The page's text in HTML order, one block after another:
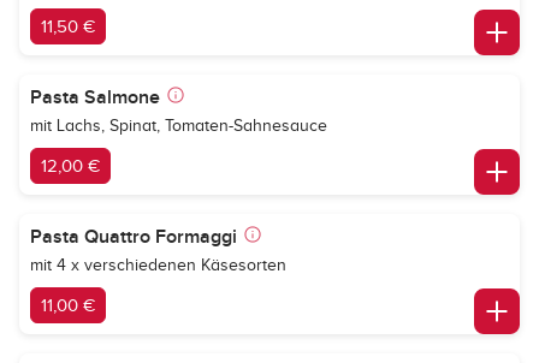
11,50 €
Pasta Salmone
mit Lachs, Spinat, Tomaten-Sahnesauce
12,00 €
Pasta Quattro Formaggi
mit 4 x verschiedenen Käsesorten
11,00 €